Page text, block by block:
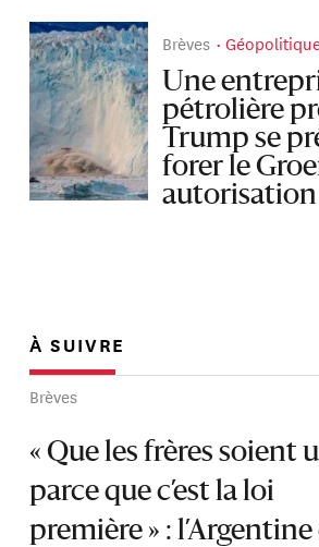
Brèves
Une
pétrolière
Trump se
forer le
autorisation
À SUIVRE
Brèves
« Que les frères soient
parce que c’est la loi
première » : l’Argentine